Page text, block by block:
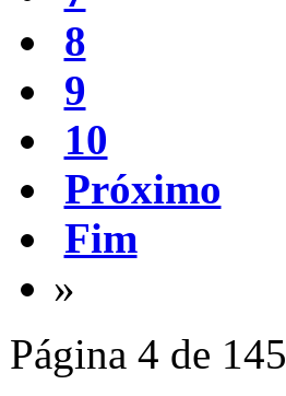
8
9
10
Próximo
Fim
»
Página 4 de 145